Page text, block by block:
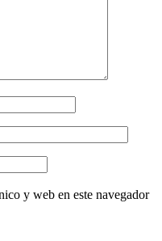
y web en este navegador